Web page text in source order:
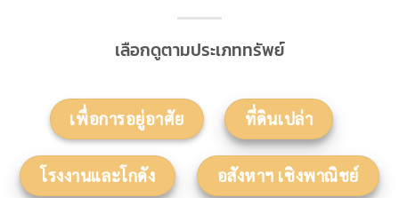
เลือกดูตามประเภททรัพย์
เพื่อการอยู่อาศัย ที่ดินเปล่า
โรงงานและโกดัง อสังหาฯ เชิงพาณิชย์